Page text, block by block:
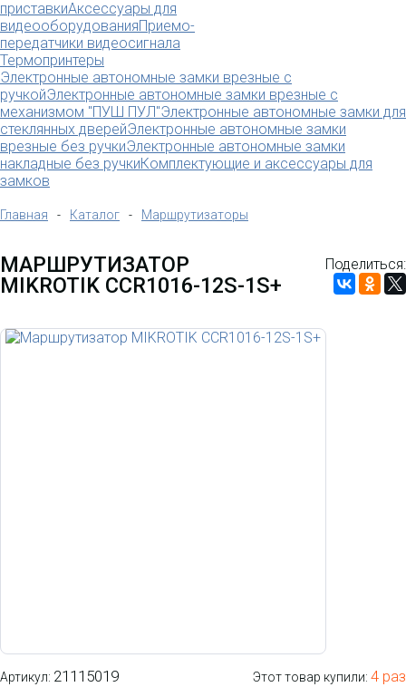
приставкиАксессуары для
видеооборудованияПриемо-
передатчики видеосигнала
Термопринтеры
Электронные автономные замки врезные с
ручкойЭлектронные автономные замки врезные с
механизмом "ПУШ ПУЛ"Электронные автономные замки для
стеклянных дверейЭлектронные автономные замки
врезные без ручкиЭлектронные автономные замки
накладные без ручкиКомплектующие и аксессуары для
замков
Главная - Каталог - Маршрутизаторы
МАРШРУТИЗАТОР
MIKROTIK CCR1016-12S-1S+
Поделиться:
Артикул: 21115019
Этот товар купили: 4 раз